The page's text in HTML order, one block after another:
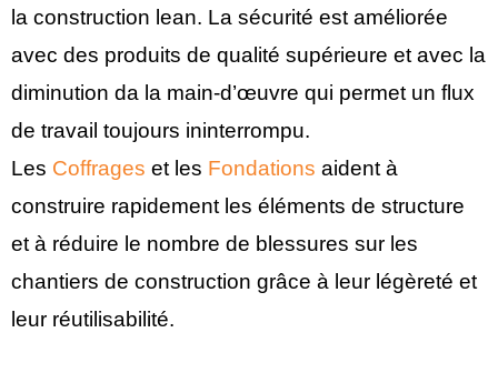
la construction lean. La sécurité est améliorée
avec des produits de qualité supérieure et avec la
diminution da la main-d’œuvre qui permet un flux
de travail toujours ininterrompu.
Les Coffrages et les Fondations aident à
construire rapidement les éléments de structure
et à réduire le nombre de blessures sur les
chantiers de construction grâce à leur légèreté et
leur réutilisabilité.